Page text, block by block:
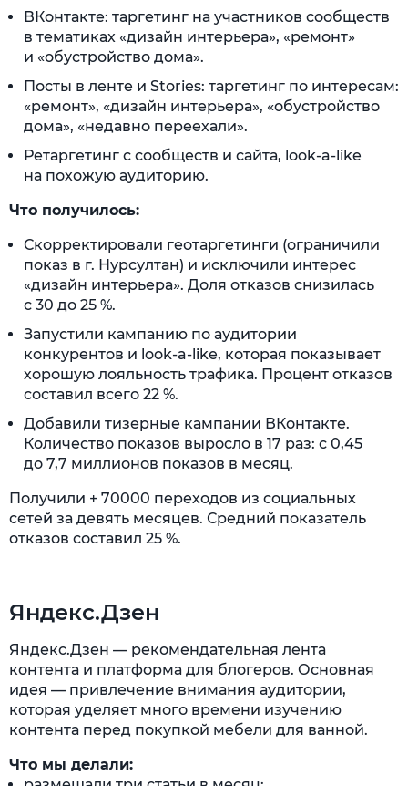
ВКонтакте: таргетинг на участников сообществ
в тематиках «дизайн интерьера», «ремонт»
и «обустройство дома».
Посты в ленте и Stories: таргетинг по интересам:
«ремонт», «дизайн интерьера», «обустройство
дома», «недавно переехали».
Ретаргетинг с сообществ и сайта, look-a-like
на похожую аудиторию.
Что получилось:
Скорректировали геотаргетинги (ограничили
показ в г. Нурсултан) и исключили интерес
«дизайн интерьера». Доля отказов снизилась
с 30 до 25 %.
Запустили кампанию по аудитории
конкурентов и look-a-like, которая показывает
хорошую лояльность трафика. Процент отказов
составил всего 22 %.
Добавили тизерные кампании ВКонтакте.
Количество показов выросло в 17 раз: с 0,45
до 7,7 миллионов показов в месяц.
Получили + 70000 переходов из социальных
сетей за девять месяцев. Средний показатель
отказов составил 25 %.
Яндекс.Дзен
Яндекс.Дзен — рекомендательная лента
контента и платформа для блогеров. Основная
идея — привлечение внимания аудитории,
которая уделяет много времени изучению
контента перед покупкой мебели для ванной.
Что мы делали: